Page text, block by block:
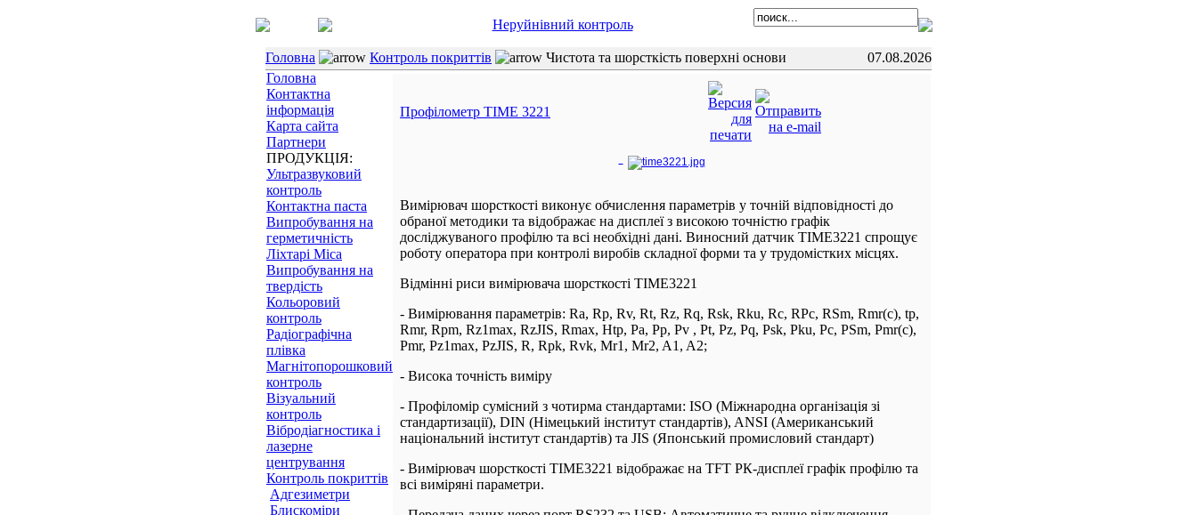
Неруйнівний контроль
Головна Контроль покриттів Чистота та шорсткість поверхні основи
07.08.2026
Головна
Контактна
інформація
Карта сайта
Партнери
ПРОДУКЦІЯ:
Ультразвуковий
контроль
Контактна паста
Випробування на
герметичність
Ліхтарі Mica
Випробування на
твердість
Кольоровий
контроль
Радіографічна
плівка
Магнітопорошковий
контроль
Візуальний
контроль
Вібродіагностика і
лазерне
центрування
Контроль покриттів
Адгезиметри
Блискоміри
Профілометр TIME 3221
Вимірювач шорсткості виконує обчислення параметрів у точній відповідності до
обраної методики та відображає на дисплеї з високою точністю графік
досліджуваного профілю та всі необхідні дані. Виносний датчик TIME3221 спрощує
роботу оператора при контролі виробів складної форми та у трудомістких місцях.
Відмінні риси вимірювача шорсткості TIME3221
- Вимірювання параметрів: Ra, Rp, Rv, Rt, Rz, Rq, Rsk, Rku, Rc, RPc, RSm, Rmr(c), tp,
Rmr, Rpm, Rz1max, RzJIS, Rmax, Htp, Pa, Pp, Pv , Pt, Pz, Pq, Psk, Pku, Pc, PSm, Pmr(c),
Pmr, Pz1max, PzJIS, R, Rpk, Rvk, Mr1, Mr2, A1, A2;
- Висока точність виміру
- Профіломір сумісний з чотирма стандартами: ISO (Міжнародна організація зі
стандартизації), DIN (Німецький інститут стандартів), ANSI (Американський
національний інститут стандартів) та JIS (Японський промисловий стандарт)
- Вимірювач шорсткості TIME3221 відображає на TFT РК-дисплеї графік профілю та
всі виміряні параметри.